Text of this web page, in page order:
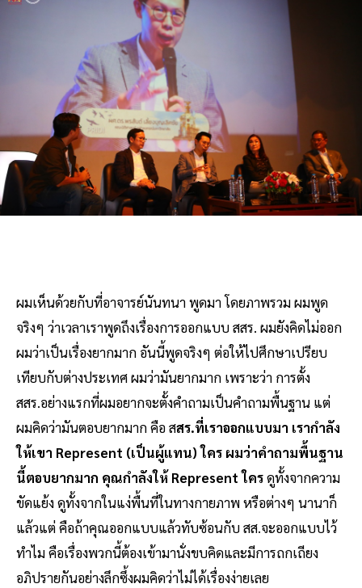
ผมเห็นด้วยกับที่อาจารย์นันทนา พูดมา โดยภาพรวม ผมพูด
จริงๆ ว่าเวลาเราพูดถึงเรื่องการออกแบบ สสร. ผมยังคิดไม่ออก
ผมว่าเป็นเรื่องยากมาก อันนี้พูดจริงๆ ต่อให้ไปศึกษาเปรียบ
เทียบกับต่างประเทศ ผมว่ามันยากมาก เพราะว่า การตั้ง
สสร.อย่างแรกที่ผมอยากจะตั้งคำถามเป็นคำถามพื้นฐาน แต่
ผมคิดว่ามันตอบยากมาก คือ สสร.ที่เราออกแบบมา เรากำลัง
ให้เขา Represent (เป็นผู้แทน) ใคร ผมว่าคำถามพื้นฐาน
นี้ตอบยากมาก คุณกำลังให้ Represent ใครดูทั้งจากความ
ขัดแย้ง ดูทั้งจากในแง่พื้นที่ในทางกายภาพ หรือต่างๆ นานาก็
แล้วแต่ คือถ้าคุณออกแบบแล้วทับซ้อนกับ สส.จะออกแบบไว้
ทำไม คือเรื่องพวกนี้ต้องเข้ามานั่งขบคิดและมีการถกเถียง
อภิปรายกันอย่างลึกซึ้งผมคิดว่าไม่ได้เรื่องง่ายเลย